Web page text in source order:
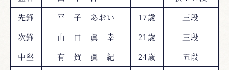
先鋒
平 子 あおい 17歳
三段
次鋒
山 口 眞 幸 21歳
三段
中堅
有 賀 眞 紀 24歳
五段